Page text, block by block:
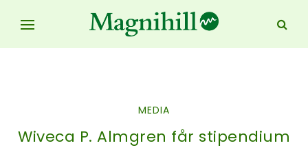
MEDIA
Wiveca P. Almgren får stipendium